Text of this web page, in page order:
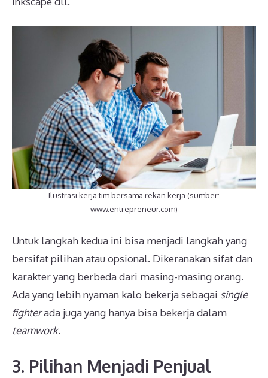
Ilustrasi kerja tim bersama rekan kerja (sumber:
www.entrepreneur.com)
Untuk langkah kedua ini bisa menjadi langkah yang
bersifat pilihan atau opsional. Dikeranakan sifat dan
karakter yang berbeda dari masing-masing orang.
Ada yang lebih nyaman kalo bekerja sebagai single
fighterada juga yang hanya bisa bekerja dalam
teamwork.
3. Pilihan Menjadi Penjual